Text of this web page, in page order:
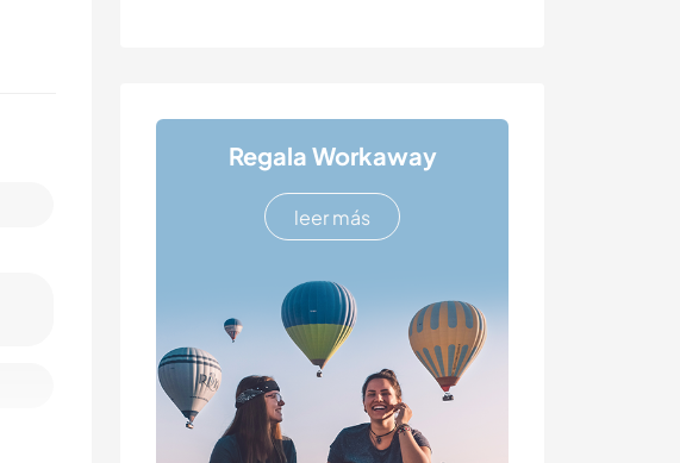
Regala Workaway
leer más